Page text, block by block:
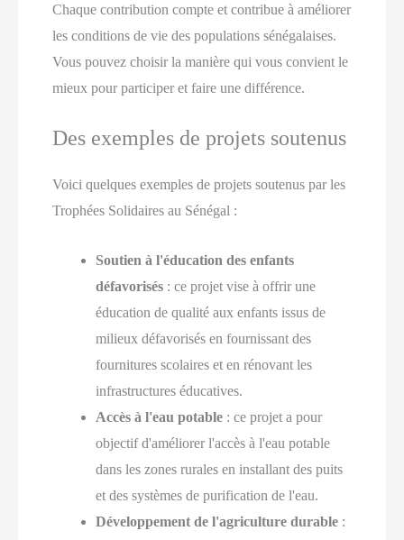
Chaque contribution compte et contribue à améliorer
les conditions de vie des populations sénégalaises.
Vous pouvez choisir la manière qui vous convient le
mieux pour participer et faire une différence.
Des exemples de projets soutenus
Voici quelques exemples de projets soutenus par les
Trophées Solidaires au Sénégal :
Soutien à l'éducation des enfants
défavorisés : ce projet vise à offrir une
éducation de qualité aux enfants issus de
milieux défavorisés en fournissant des
fournitures scolaires et en rénovant les
infrastructures éducatives.
Accès à l'eau potable : ce projet a pour
objectif d'améliorer l'accès à l'eau potable
dans les zones rurales en installant des puits
et des systèmes de purification de l'eau.
Développement de l'agriculture durable :